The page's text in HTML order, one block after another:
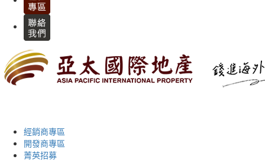
經銷商專區
開發商專區
菁英招募